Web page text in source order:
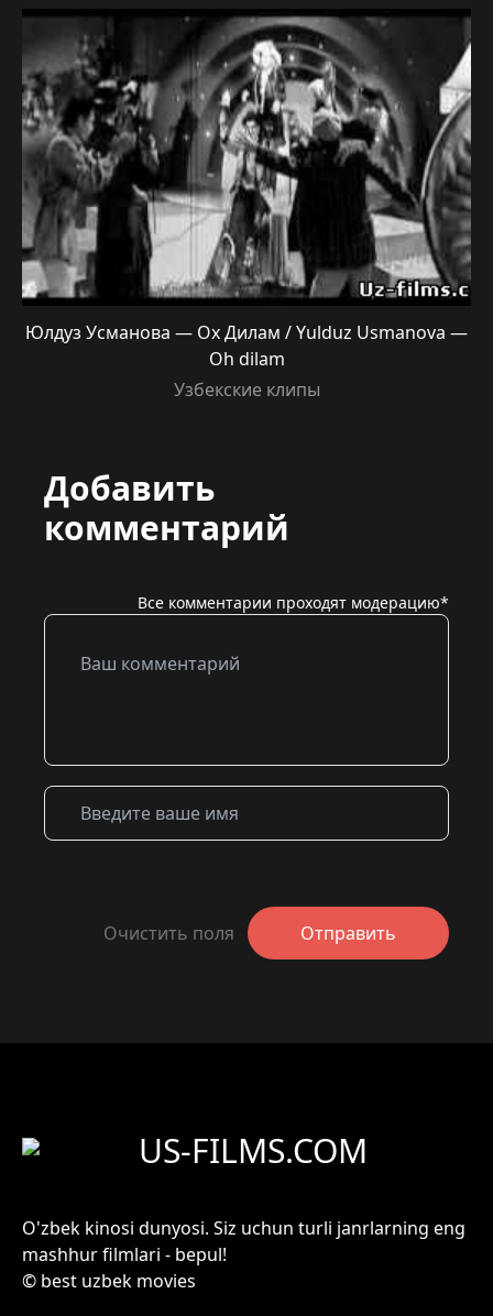
Юлдуз Усманова — Ох Дилам / Yulduz Usmanova —
Oh dilam
Узбекские клипы
Добавить
комментарий
Все комментарии проходят модерацию*
Очистить поля Отправить
US-FILMS.COM
O'zbek kinosi dunyosi. Siz uchun turli janrlarning eng
mashhur filmlari - bepul!
© best uzbek movies